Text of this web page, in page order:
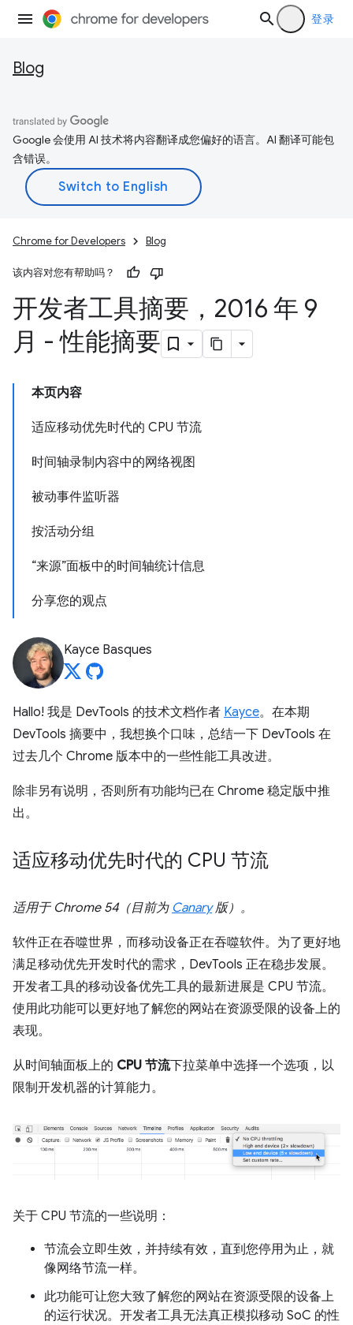
登录
Blog
Google 会使用 AI 技术将内容翻译成您偏好的语言。AI 翻译可能包
含错误。
Chrome for Developers Blog
该内容对您有帮助吗？
开发者工具摘要，2016 年 9
月 - 性能摘要
本页内容
适应移动优先时代的 CPU 节流
时间轴录制内容中的网络视图
被动事件监听器
按活动分组
“来源”面板中的时间轴统计信息
分享您的观点
Kayce Basques
Hallo! 我是 DevTools 的技术文档作者 Kayce。在本期
DevTools 摘要中，我想换个口味，总结一下 DevTools 在
过去几个 Chrome 版本中的一些性能工具改进。
除非另有说明，否则所有功能均已在 Chrome 稳定版中推
出。
适应移动优先时代的 CPU 节流
适用于 Chrome 54（目前为 Canary版）。
软件正在吞噬世界，而移动设备正在吞噬软件。为了更好地
满足移动优先开发时代的需求，DevTools 正在稳步发展。
开发者工具的移动设备优先工具的最新进展是 CPU 节流。
使用此功能可以更好地了解您的网站在资源受限的设备上的
表现。
从时间轴面板上的 CPU 节流下拉菜单中选择一个选项，以
限制开发机器的计算能力。
关于 CPU 节流的一些说明：
节流会立即生效，并持续有效，直到您停用为止，就
像网络节流一样。
此功能可让您大致了解您的网站在资源受限的设备上
的运行状况。开发者工具无法真正模拟移动 SoC 的性